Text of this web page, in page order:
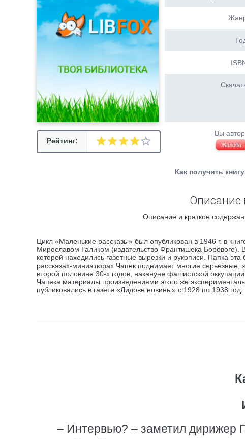
Рейтинг:
Вы
Жалоба
Как получить
Описание
Описание и краткое
Цикл «Маленькие рассказы» был опубликован в 1946 г. в
Мирославом Галиком (издательство Франтишека
которой находились газетные вырезки и рукописи. Папка
рассказах-миниатюрах Чапек поднимает многие
второй половине 30-х годов, накануне фашистской
Чапека материалы произведениями этого же
публиковались в газете «Лидове новины» с 1928 по 1938 год.
– Интервью? – заметил дирижер